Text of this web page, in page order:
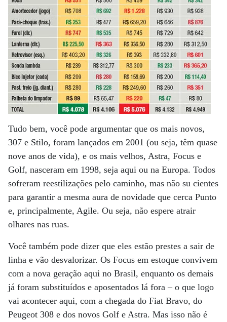
Tudo bem, você pode argumentar que os mais novos,
307 e Stilo, foram lançados em 2001 (ou seja, têm quase
nove anos de vida), e os mais velhos, Astra, Focus e
Golf, nasceram em 1998, seja aqui ou na Europa. Todos
sofreram reestilizações pelo caminho, mas não su cientes
para garantir a mesma aura de novidade que cerca Punto
e, principalmente, Agile. Ou seja, não espere atrair
olhares nas ruas.
Você também pode dizer que eles estão prestes a sair de
linha e vão desvalorizar. Os Focus em estoque convivem
com a nova geração aqui no Brasil, enquanto os demais
já foram substituídos e aposentados lá fora – o que logo
vai acontecer aqui, com a chegada do Fiat Bravo, do
Peugeot 308 e dos novos Golf e Astra. Mas isso não é